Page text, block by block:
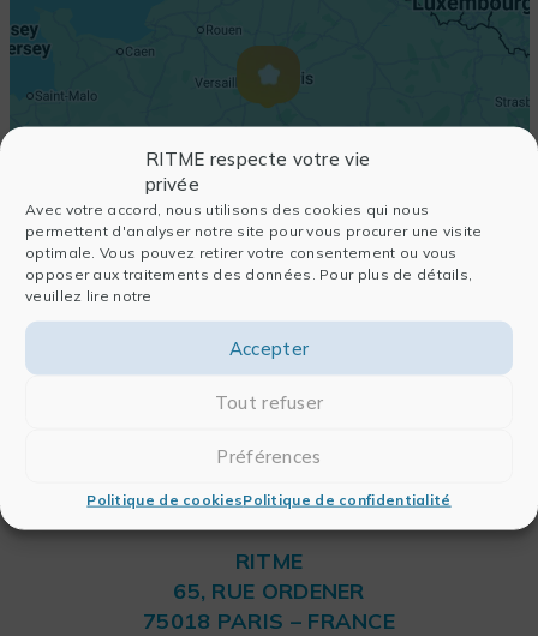
RITME respecte votre vie
privée
Avec votre accord, nous utilisons des cookies qui nous
permettent d'analyser notre site pour vous procurer une visite
optimale. Vous pouvez retirer votre consentement ou vous
opposer aux traitements des données. Pour plus de détails,
veuillez lire notre
Accepter
Tout refuser
Préférences
Politique de cookiesPolitique de confidentialité
RITME
65, RUE ORDENER
75018 PARIS – FRANCE